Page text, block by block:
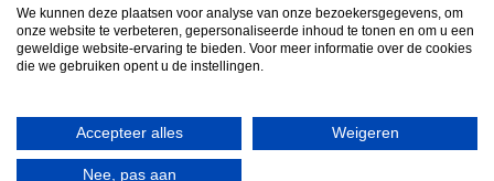
Door naar Adiform
© 2026 Famepla Nederland
We kunnen deze plaatsen voor analyse van onze bezoekersgegevens, om
onze website te verbeteren, gepersonaliseerde inhoud te tonen en om u een
geweldige website-ervaring te bieden. Voor meer informatie over de cookies
die we gebruiken opent u de instellingen.
Accepteer alles Weigeren
Nee, pas aan